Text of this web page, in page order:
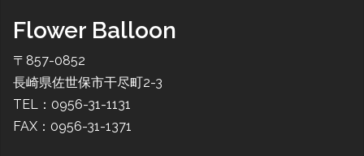
Flower Balloon
〒857-0852
長崎県佐世保市干尽町2-3
TEL：0956-31-1131
FAX：0956-31-1371